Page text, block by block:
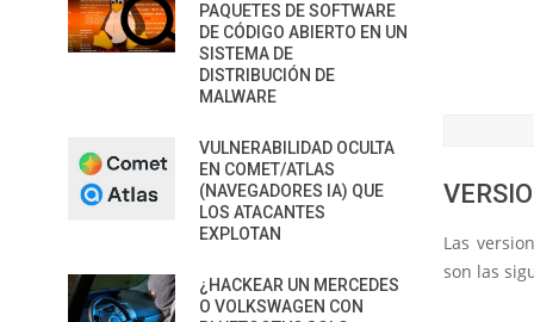
Las
son las
PAQUETES DE SOFTWARE
DE CÓDIGO ABIERTO EN UN
SISTEMA DE
DISTRIBUCIÓN DE
MALWARE
VULNERABILIDAD OCULTA
EN COMET/ATLAS
(NAVEGADORES IA) QUE
LOS ATACANTES
EXPLOTAN
¿HACKEAR UN MERCEDES
O VOLKSWAGEN CON